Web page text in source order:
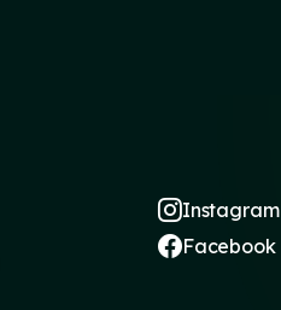
Instagram
Facebook